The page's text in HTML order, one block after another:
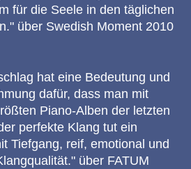
für die Seele in den täglichen
über Swedish Moment 2010
hat eine Bedeutung und
dafür, dass man mit
Piano-Alben der letzten
perfekte Klang tut ein
Tiefgang, reif, emotional und
über FATUM